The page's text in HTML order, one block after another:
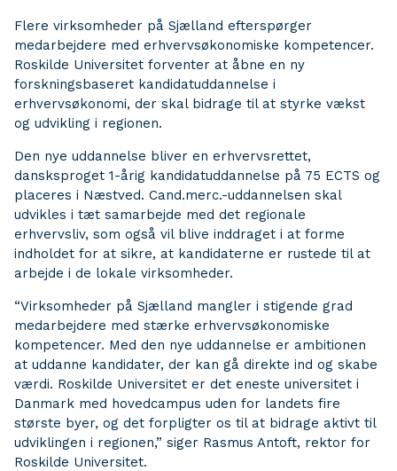
Flere virksomheder på Sjælland efterspørger
medarbejdere med erhvervsøkonomiske kompetencer.
Roskilde Universitet forventer at åbne en ny
forskningsbaseret kandidatuddannelse i
erhvervsøkonomi, der skal bidrage til at styrke vækst
og udvikling i regionen.
Den nye uddannelse bliver en erhvervsrettet,
dansksproget 1-årig kandidatuddannelse på 75 ECTS og
placeres i Næstved. Cand.merc.-uddannelsen skal
udvikles i tæt samarbejde med det regionale
erhvervsliv, som også vil blive inddraget i at forme
indholdet for at sikre, at kandidaterne er rustede til at
arbejde i de lokale virksomheder.
“Virksomheder på Sjælland mangler i stigende grad
medarbejdere med stærke erhvervsøkonomiske
kompetencer. Med den nye uddannelse er ambitionen
at uddanne kandidater, der kan gå direkte ind og skabe
værdi. Roskilde Universitet er det eneste universitet i
Danmark med hovedcampus uden for landets fire
største byer, og det forpligter os til at bidrage aktivt til
udviklingen i regionen,” siger Rasmus Antoft, rektor for
Roskilde Universitet.